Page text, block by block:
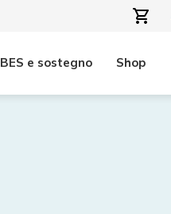
BES e sostegno Shop